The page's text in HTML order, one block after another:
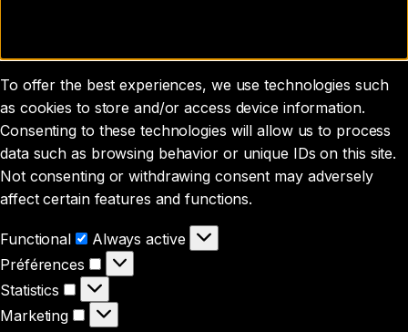
To offer the best experiences, we use technologies such
as cookies to store and/or access device information.
Consenting to these technologies will allow us to process
data such as browsing behavior or unique IDs on this site.
Not consenting or withdrawing consent may adversely
affect certain features and functions.
Functional Functional
Always active
Préférences
Préférences
Statistics
Statistics
Marketing
Marketing